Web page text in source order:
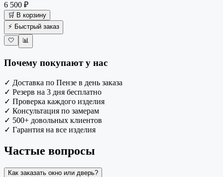
6 500 ₽
🛒 В корзину
⚡ Быстрый заказ
🤍
📊
Почему покупают у нас
✓ Доставка по Пензе в день заказа
✓ Резерв на 3 дня бесплатно
✓ Проверка каждого изделия
✓ Консультация по замерам
✓ 500+ довольных клиентов
✓ Гарантия на все изделия
Частые вопросы
Как заказать окно или дверь?